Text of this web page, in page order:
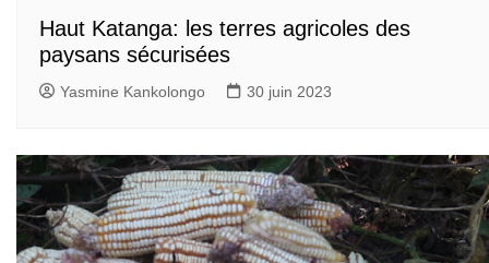
Haut Katanga: les terres agricoles des
paysans sécurisées
Yasmine Kankolongo 30 juin 2023